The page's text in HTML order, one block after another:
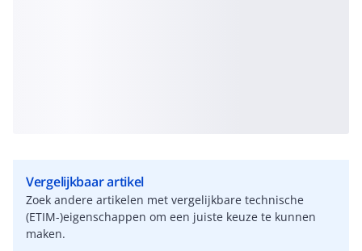
Vergelijkbaar artikel
Zoek andere artikelen met vergelijkbare technische
(ETIM-)eigenschappen om een juiste keuze te kunnen
maken.